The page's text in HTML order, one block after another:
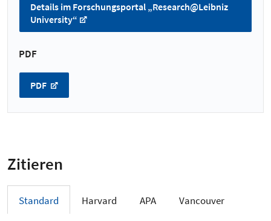
Details im Forschungsportal „Research@Leibniz
University“
PDF
PDF
Zitieren
Standard Harvard APA Vancouver